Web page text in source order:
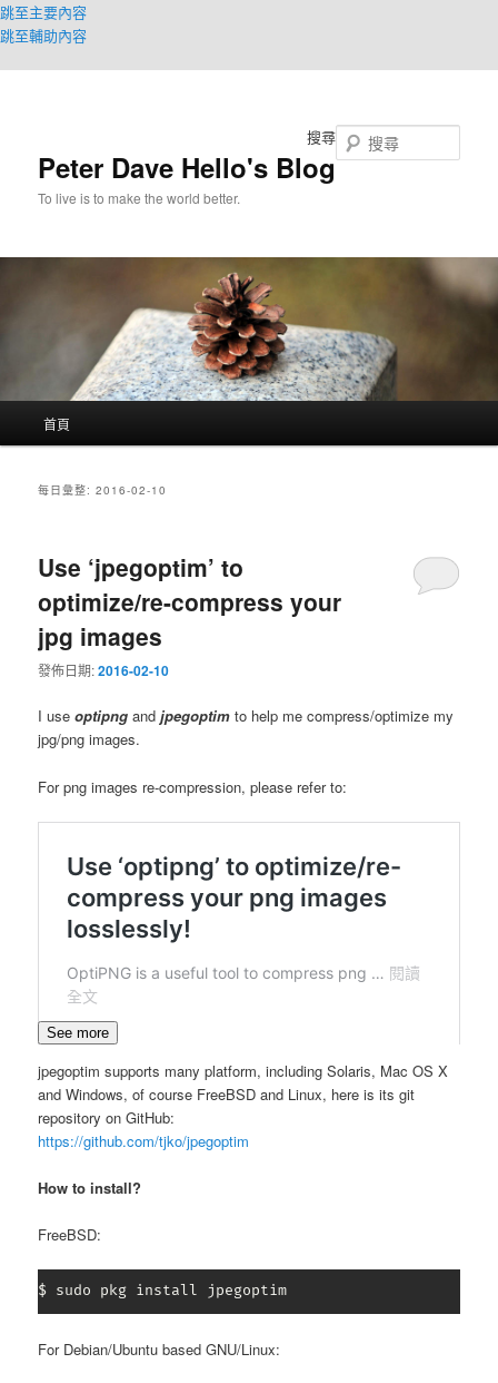
跳至主要內容
跳至輔助內容
Peter Dave Hello's Blog
To live is to make the world better.
搜尋
首頁
每日彙整:2016-02-10
Use ‘jpegoptim’ to
optimize/re-compress your
jpg images
發佈日期:2016-02-10
I useoptipng andjpegoptim to help me compress/optimize my
jpg/png images.
For png images re-compression, please refer to:
See more
jpegoptim supports many platform, including Solaris, Mac OS X
and Windows, of course FreeBSD and Linux, here is its git
repository on GitHub:
https://github.com/tjko/jpegoptim
How to install?
FreeBSD:
$ sudo pkg install jpegoptim
For Debian/Ubuntu based GNU/Linux: